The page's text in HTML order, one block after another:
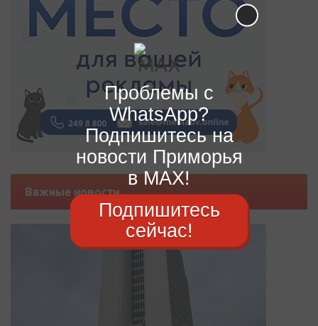
Важные новости
Проблемы с
WhatsApp?
Подпишитесь на
новости Приморья
в MAX!
Подпишитесь
сейчас!